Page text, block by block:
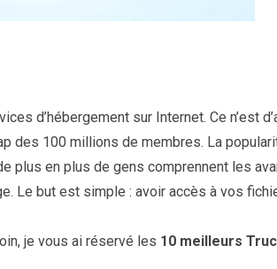
d’hébergement sur ​​Internet. Ce n’est
des 100 millions de membres. La
plus en plus de gens comprennent les
Le but est simple : avoir accès à vos
je vous ai réservé les 10 meilleurs